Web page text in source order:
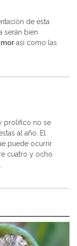
de esta
serán bien
así como las
prolífico no se
al año. El
puede ocurrir
cuatro y ocho